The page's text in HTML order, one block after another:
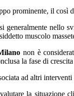
prominente, il così
generalmente nello
muscolo
non è
la fase di
ad altri
la situazione